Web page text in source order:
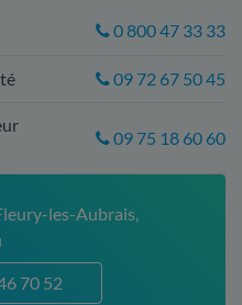
0 800 47 33 33
09 72 67 50 45
09 75 18 60 60
les-Aubrais,
70 52